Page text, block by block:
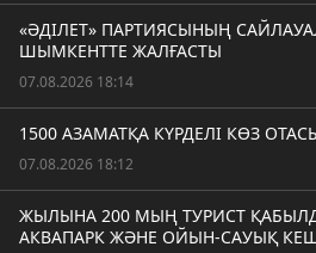
«ӘДІЛЕТ» ПАРТИЯСЫНЫҢ
ШЫМКЕНТТЕ ЖАЛҒАСТЫ
07.08.2026 18:14
1500 АЗАМАТҚА КҮРДЕЛІ КӨЗ
07.08.2026 18:12
ЖЫЛЫНА 200 МЫҢ ТУРИСТ
АКВАПАРК ЖӘНЕ ОЙЫН-САУЫҚ